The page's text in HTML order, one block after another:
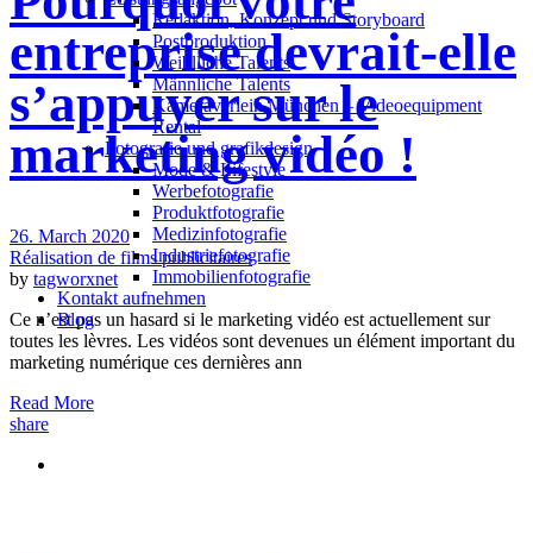
Redak­ti­on, Kon­zept und Storyboard
Post­pro­duk­ti­on
Weiblliche Talents
Männliche Talents
Kameraverleih München – Videoequipment
Rental
Fotografie und grafikdesign
Mode & Lifestyle
Werbefotografie
Produktfotografie
Medizinfotografie
Industriefotografie
Immobilienfotografie
Kontakt aufnehmen
Blog
entreprise devrait-elle
s’appuyer sur le
marketing vidéo !
26. March 2020
Réalisation de films publicitaires
by tagworxnet
Ce n’est pas un hasard si le marketing vidéo est actuellement sur
toutes les lèvres. Les vidéos sont devenues un élément important du
marketing numérique ces dernières ann
Read More
share